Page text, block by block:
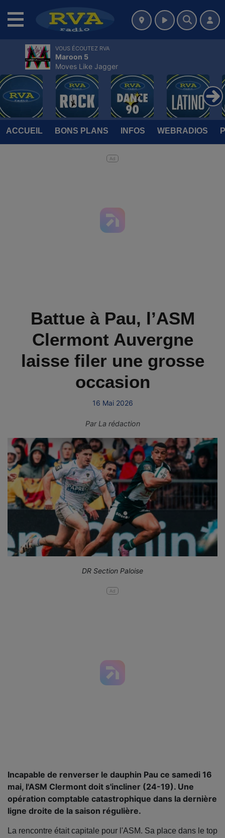
ACCUEIL BONS PLANS INFOS WEBRADIOS
Ad
Battue à Pau, l’ASM
Clermont Auvergne
laisse filer une grosse
occasion
16 Mai 2026
Par La rédaction
DR Section Paloise
Ad
Incapable de renverser le dauphin Pau ce samedi 16
mai, l'ASM Clermont doit s'incliner (24-19). Une
opération comptable catastrophique dans la dernière
ligne droite de la saison régulière.
La rencontre était capitale pour l'ASM. Sa place dans le top
VOUS ÉCOUTEZ RVA
Maroon 5
Moves Like Jagger